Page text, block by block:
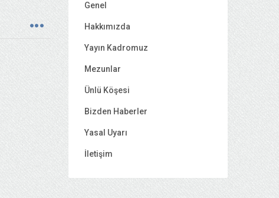
Genel
Hakkımızda
Yayın Kadromuz
Mezunlar
Ünlü Köşesi
Bizden Haberler
Yasal Uyarı
İletişim